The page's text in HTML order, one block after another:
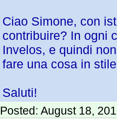
Ciao Simone, con
contribuire? In ogni
Invelos, e quindi
fare una cosa in
Saluti!
Posted: August 18,